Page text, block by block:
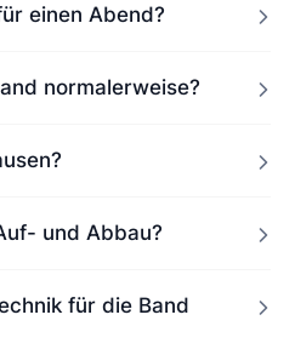
einen Abend?
normalerweise?
und Abbau?
für die Band